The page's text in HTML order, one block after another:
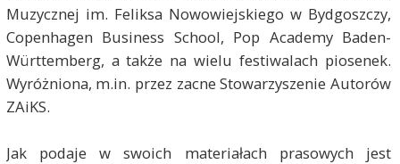
Muzycznej im. Feliksa Nowowiejskiego w Bydgoszczy,
Copenhagen Business School, Pop Academy Baden-
Württemberg, a także na wielu festiwalach piosenek.
Wyróżniona, m.in. przez zacne Stowarzyszenie Autorów
ZAiKS.
Jak podaje w swoich materiałach prasowych jest